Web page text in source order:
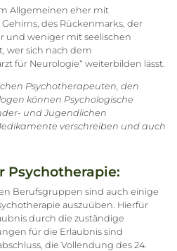
Allgemeinen eher mit
des Rückenmarks, der
und weniger mit seelischen
wer sich nach dem
für Neurologie“ weiterbilden lässt.
Psychotherapeuten, den
können Psychologische
und Jugendlichen
verschreiben und auch
Psychotherapie:
Berufsgruppen sind auch einige
auszuüben. Hierfür
durch die zuständige
für die Erlaubnis sind
die Vollendung des 24.